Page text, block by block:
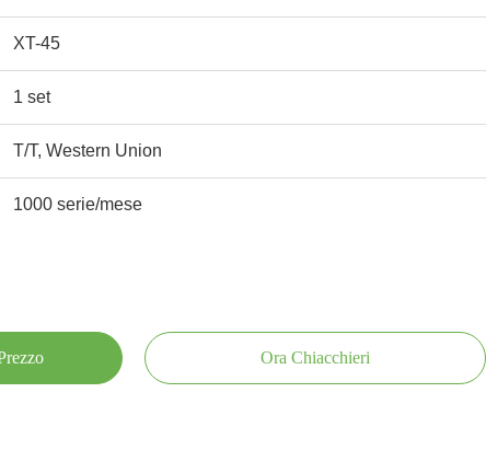
XT-45
1 set
T/T, Western Union
1000 serie/mese
Ora Chiacchieri